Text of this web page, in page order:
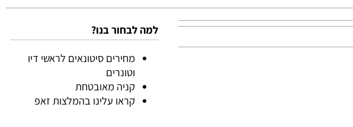
למה לבחור בנו?
מחירים סיטונאים לראשי דיו
וטונרים
קניה מאובטחת
קראו עלינו בהמלצות זאפ